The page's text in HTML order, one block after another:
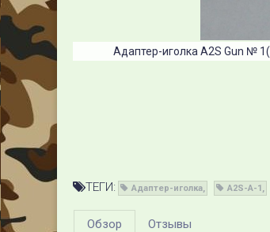
Адаптер-иголка A2S Gun​ №
ТЕГИ: ​Адаптер-иголка A2S​-A-1
Обзор Отзывы